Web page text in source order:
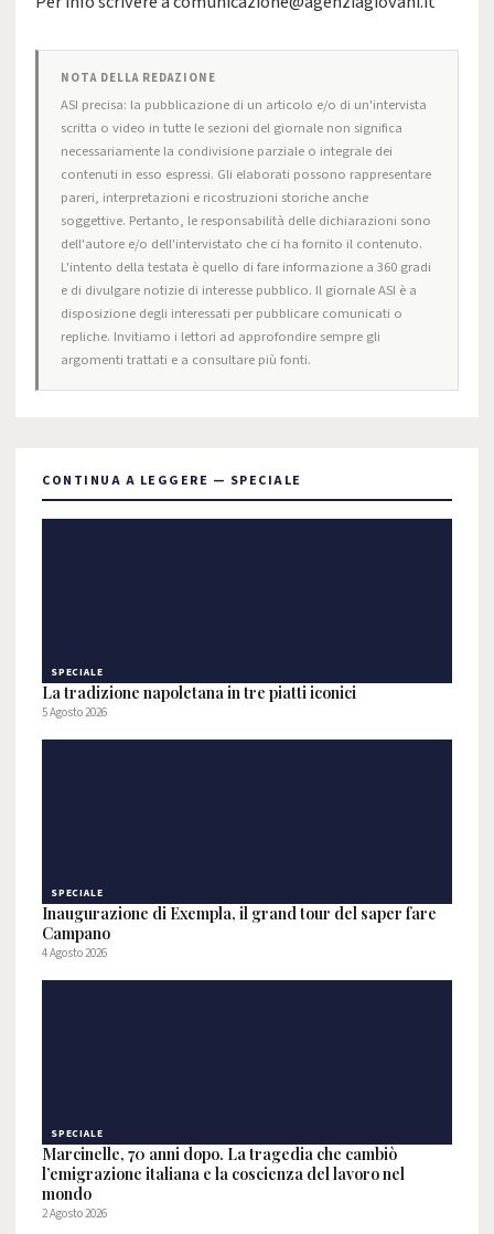
NOTA DELLA REDAZIONE
ASI precisa: la pubblicazione di un articolo e/o di un'intervista
scritta o video in tutte le sezioni del giornale non significa
necessariamente la condivisione parziale o integrale dei
contenuti in esso espressi. Gli elaborati possono rappresentare
pareri, interpretazioni e ricostruzioni storiche anche
soggettive. Pertanto, le responsabilità delle dichiarazioni sono
dell'autore e/o dell'intervistato che ci ha fornito il contenuto.
L'intento della testata è quello di fare informazione a 360 gradi
e di divulgare notizie di interesse pubblico. Il giornale ASI è a
disposizione degli interessati per pubblicare comunicati o
repliche. Invitiamo i lettori ad approfondire sempre gli
argomenti trattati e a consultare più fonti.
CONTINUA A LEGGERE — SPECIALE
SPECIALE
La tradizione napoletana in tre piatti iconici
5 Agosto 2026
SPECIALE
Inaugurazione di Exempla, il grand tour del saper fare
Campano
4 Agosto 2026
SPECIALE
Marcinelle, 70 anni dopo. La tragedia che cambiò
l’emigrazione italiana e la coscienza del lavoro nel
mondo
2 Agosto 2026